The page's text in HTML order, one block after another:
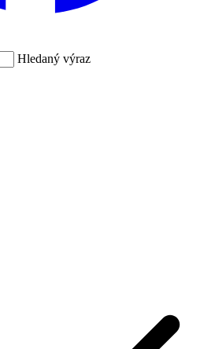
Hledaný výraz